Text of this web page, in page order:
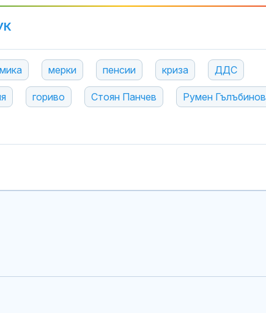
мерки пенсии криза ДДС
гориво Стоян Панчев Румен Гълъбинов